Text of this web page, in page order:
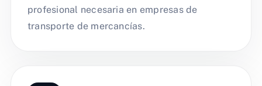
profesional necesaria en empresas de
transporte de mercancías.